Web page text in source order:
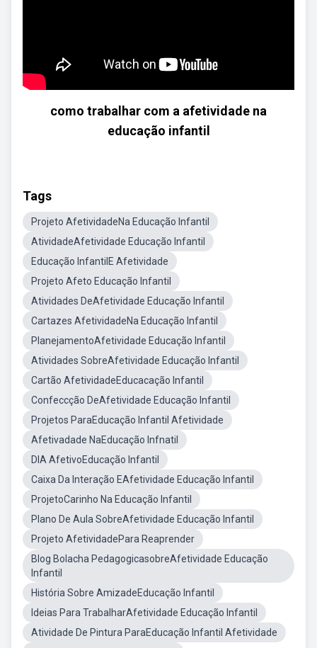
como trabalhar com a afetividade na
educação infantil
Tags
Projeto AfetividadeNa Educação Infantil
AtividadeAfetividade Educação Infantil
Educação InfantilE Afetividade
Projeto Afeto Educação Infantil
Atividades DeAfetividade Educação Infantil
Cartazes AfetividadeNa Educação Infantil
PlanejamentoAfetividade Educação Infantil
Atividades SobreAfetividade Educação Infantil
Cartão AfetividadeEducacação Infantil
Confeccção DeAfetividade Educação Infantil
Projetos ParaEducação Infantil Afetividade
Afetivadade NaEducação Infnatil
DIA AfetivoEducação Infantil
Caixa Da Interação EAfetividade Educação Infantil
ProjetoCarinho Na Educação Infantil
Plano De Aula SobreAfetividade Educação Infantil
Projeto AfetividadePara Reaprender
Blog Bolacha PedagogicasobreAfetividade Educação
Infantil
História Sobre AmizadeEducação Infantil
Ideias Para TrabalharAfetividade Educação Infantil
Atividade De Pintura ParaEducação Infantil Afetividade